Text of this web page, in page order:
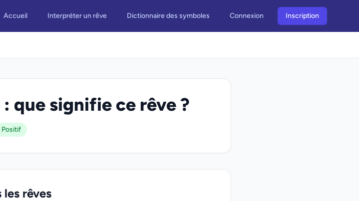
Accueil Interpréter un rêve Dictionnaire des symboles Connexion Inscription
que signifie ce rêve ?
Positif
rêves